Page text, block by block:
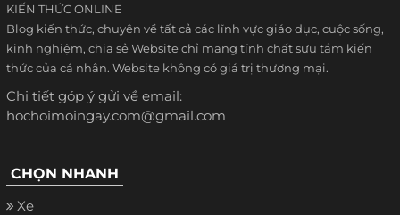
KIẾN THỨC ONLINE
Blog kiến thức, chuyên về tất cả các lĩnh vực giáo dục, cuộc sống,
kinh nghiệm, chia sẻ Website chỉ mang tính chất sưu tầm kiến
thức của cá nhân. Website không có giá trị thương mại.
Chi tiết góp ý gửi về email:
hochoimoingay.com@gmail.com
CHỌN NHANH
Xe